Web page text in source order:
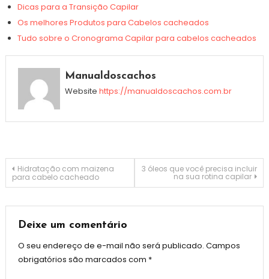
Dicas para a Transição Capilar
Os melhores Produtos para Cabelos cacheados
Tudo sobre o Cronograma Capilar para cabelos cacheados
Manualdoscachos
Website https://manualdoscachos.com.br
Navegação
Post
Hidratação com maizena
para cabelo cacheado
3 óleos que você precisa incluir
na sua rotina capilar
Deixe um comentário
O seu endereço de e-mail não será publicado. Campos
obrigatórios são marcados com *